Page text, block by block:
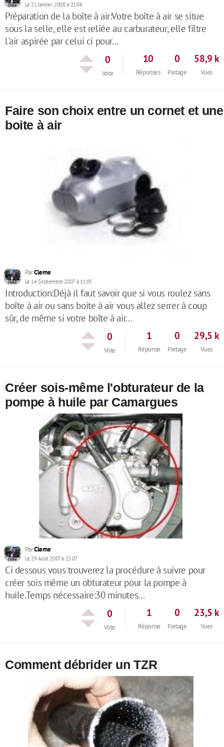
Le 21 Janvier 2008 à 21:06
Préparation de la boîte à air:Votre boîte à air se situe
sous la selle, elle est reliée au carburateur, elle filtre
l'air aspirée par celui ci pour...
0
Vote
10
Réponses
0
Partage
58,9 k
Vues
Faire son choix entre un cornet et une
boite à air
ParCleme
Le 14 Septembre 2007 à 11:05
Introduction:Déjà il faut savoir que si vous roulez sans
boîte à air ou sans boite à air vous allez serrer à coup
sûr, de même si votre boîte à air...
0
Vote
1
Réponse
0
Partage
29,5 k
Vues
Créer sois-même l'obturateur de la
pompe à huile par Camargues
ParCleme
Le 29 Août 2007 à 15:07
Ci dessous vous trouverez la procédure à suivre pour
créer sois même un obturateur pour la pompe à
huile.Temps nécessaire:30 minutes...
0
Vote
1
Réponse
0
Partage
23,5 k
Vues
Comment débrider un TZR